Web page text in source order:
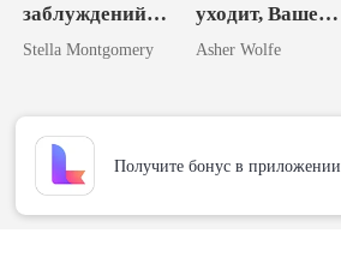
заблуждений.
Теперь я
Stella Montgomery
уходит, Ваше
Величество
Asher Wolfe
Получите бонус в приложении